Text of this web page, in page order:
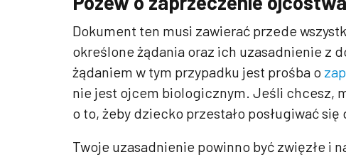
Dokument ten musi zawierać przede
określone żądania oraz ich uzasadnienie z
żądaniem w tym przypadku jest prośba o
nie jest ojcem biologicznym. Jeśli chcesz,
o to, żeby dziecko przestało posługiwać się
Twoje uzasadnienie powinno być zwięzłe i